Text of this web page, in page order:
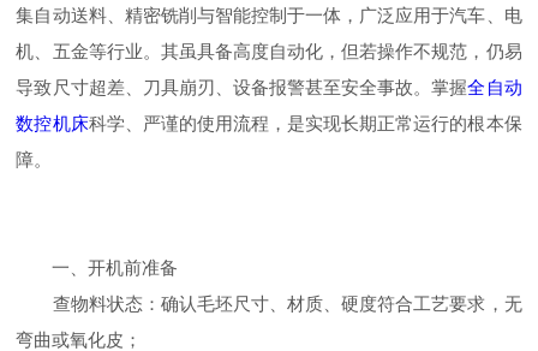
集自动送料、精密铣削与智能控制于一体，广泛应用于汽车、电
机、五金等行业。其虽具备高度自动化，但若操作不规范，仍易
导致尺寸超差、刀具崩刃、设备报警甚至安全事故。掌握全自动
数控机床科学、严谨的使用流程，是实现长期正常运行的根本保
障。
一、开机前准备
查物料状态：确认毛坯尺寸、材质、硬度符合工艺要求，无
弯曲或氧化皮；